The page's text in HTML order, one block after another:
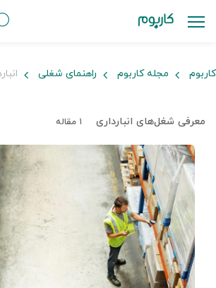
کاربوم مجله کاربوم راهنمای شغلی
معرفی شغل‌های انبارداری ۱ مقاله